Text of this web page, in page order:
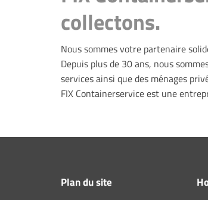
collectons.
Nous sommes votre partenaire
Depuis plus de 30 ans, nous
services ainsi que des ménages
FIX Containerservice est une
Plan du site